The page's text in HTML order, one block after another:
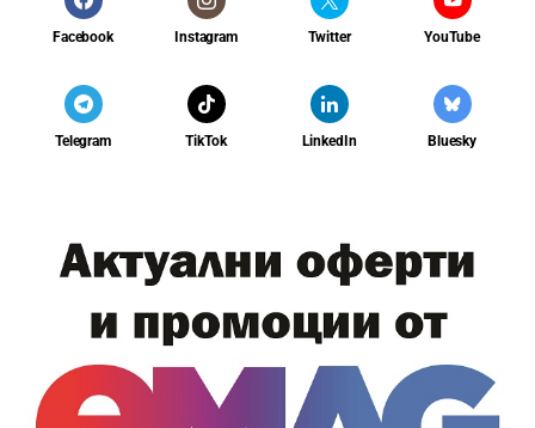
Facebook Instagram Twitter YouTube
Telegram TikTok LinkedIn Bluesky